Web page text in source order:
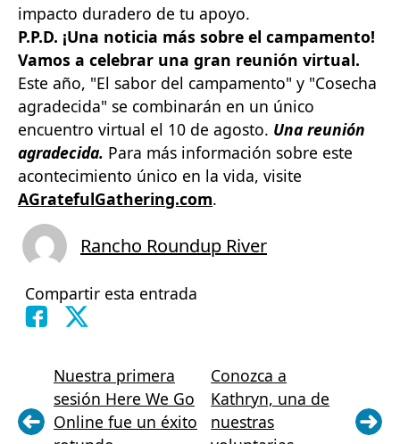
impacto duradero de tu apoyo.
P.P.D. ¡Una noticia más sobre el campamento!
Vamos a celebrar una gran reunión virtual.
Este año, "El sabor del campamento" y "Cosecha
agradecida" se combinarán en un único
encuentro virtual el 10 de agosto. Una reunión
agradecida. Para más información sobre este
acontecimiento único en la vida, visite
AGratefulGathering.com.
Rancho Roundup River
Compartir esta entrada
Nuestra primera
sesión Here We Go
Online fue un éxito
Conozca a
Kathryn, una de
nuestras